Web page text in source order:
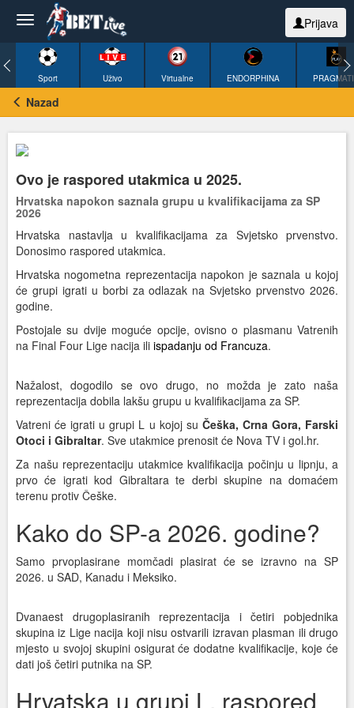
Prijava
Sport Uživo Virtualne ENDORPHINA
Nazad
Ovo je raspored utakmica u 2025.
Hrvatska napokon saznala grupu u kvalifikacijama za SP
2026
Hrvatska nastavlja u kvalifikacijama za Svjetsko prvenstvo.
Donosimo raspored utakmica.
Hrvatska nogometna reprezentacija napokon je saznala u kojoj
će grupi igrati u borbi za odlazak na Svjetsko prvenstvo 2026.
godine.
Postojale su dvije moguće opcije, ovisno o plasmanu Vatrenih
na Final Four Lige nacija ili ispadanju od Francuza.
Nažalost, dogodilo se ovo drugo, no možda je zato naša
reprezentacija dobila lakšu grupu u kvalifikacijama za SP.
Vatreni će igrati u grupi L u kojoj su Češka, Crna Gora, Farski
Otoci i Gibraltar. Sve utakmice prenosit će Nova TV i gol.hr.
Za našu reprezentaciju utakmice kvalifikacija počinju u lipnju, a
prvo će igrati kod Gibraltara te derbi skupine na domaćem
terenu protiv Češke.
Kako do SP-a 2026. godine?
Samo prvoplasirane momčadi plasirat će se izravno na SP
2026. u SAD, Kanadu i Meksiko.
Dvanaest drugoplasiranih reprezentacija i četiri pobjednika
skupina iz Lige nacija koji nisu ostvarili izravan plasman ili drugo
mjesto u svojoj skupini osigurat će dodatne kvalifikacije, koje će
dati još četiri putnika na SP.
Hrvatska u grupi L, raspored